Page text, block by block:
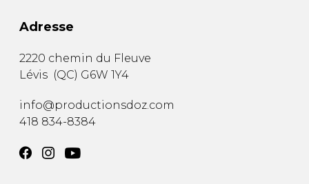
Adresse
2220 chemin du Fleuve
Lévis (QC) G6W 1Y4
info@productionsdoz.com
418 834-8384